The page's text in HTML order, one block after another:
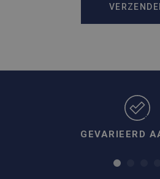
GEVARIEERD